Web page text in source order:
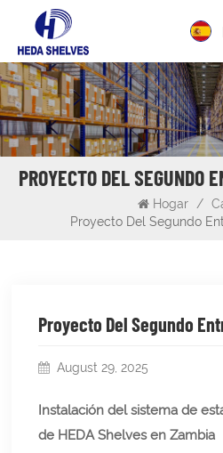
PROYECTO DEL SEGUNDO
Hogar /
Proyecto Del Segundo
Proyecto Del Segundo
August 29, 2025
Instalación del sistema de
de HEDA Shelves en Zambia